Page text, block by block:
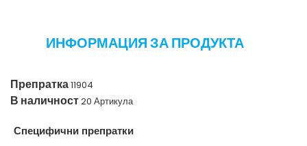
ИНФОРМАЦИЯ ЗА ПРОДУКТА
Препратка11904
В наличност20 Артикула
Специфични препратки